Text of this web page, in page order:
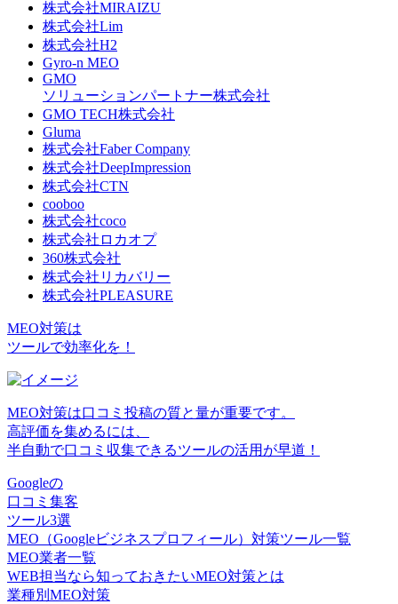
株式会社MIRAIZU
株式会社Lim
株式会社H2
Gyro-n MEO
GMO
ソリューションパートナー株式会社
GMO TECH株式会社
Gluma
株式会社Faber Company
株式会社DeepImpression
株式会社CTN
cooboo
株式会社coco
株式会社ロカオプ
360株式会社
株式会社リカバリー
株式会社PLEASURE
MEO対策は
ツールで効率化を！
MEO対策は口コミ投稿の質と量が重要です。
高評価を集めるには、
半自動で口コミ収集できるツールの活用が早道！
Googleの
口コミ集客
ツール3選
MEO（Googleビジネスプロフィール）対策ツール一覧
MEO業者一覧
WEB担当なら知っておきたいMEO対策とは
業種別MEO対策